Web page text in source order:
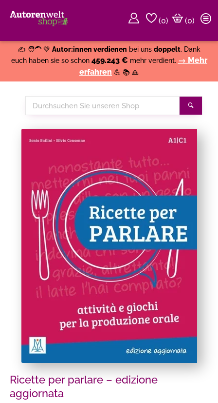
(0)
(0)
✍️ 🧑‍🦱 💚 Autor:innen verdienen bei uns doppelt. Dank
euch haben sie so schon 459.243 € mehr verdient. → Mehr
erfahren 💪 📚 🙏
Durchsuchen
Sie
Ricette per parlare – edizione
aggiornata